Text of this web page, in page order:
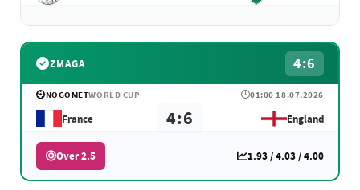
ZMAGA 4:6
NOGOMETWORLD CUP 01:00 18.07.2026
France 4:6 England
Over 2.5 1.93 / 4.03 / 4.00